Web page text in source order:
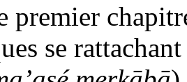
premier
se